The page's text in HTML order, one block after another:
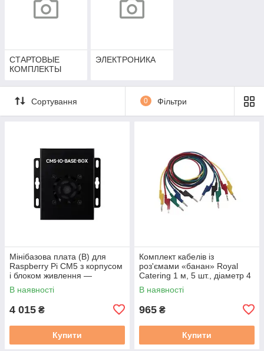
СТАРТОВЫЕ
КОМПЛЕКТЫ
ЭЛЕКТРОНИКА
Сортування 0 Фільтри
Мінібазова плата (B) для
Raspberry Pi CM5 з корпусом
і блоком живлення —
Waveshare 31234
В наявності
4 015 ₴
Купити
Комплект кабелів із
роз'ємами «банан» Royal
Catering 1 м, 5 шт., діаметр 4
мм, червоний, жовтий,
зелений, синій,
В наявності
965 ₴
Купити